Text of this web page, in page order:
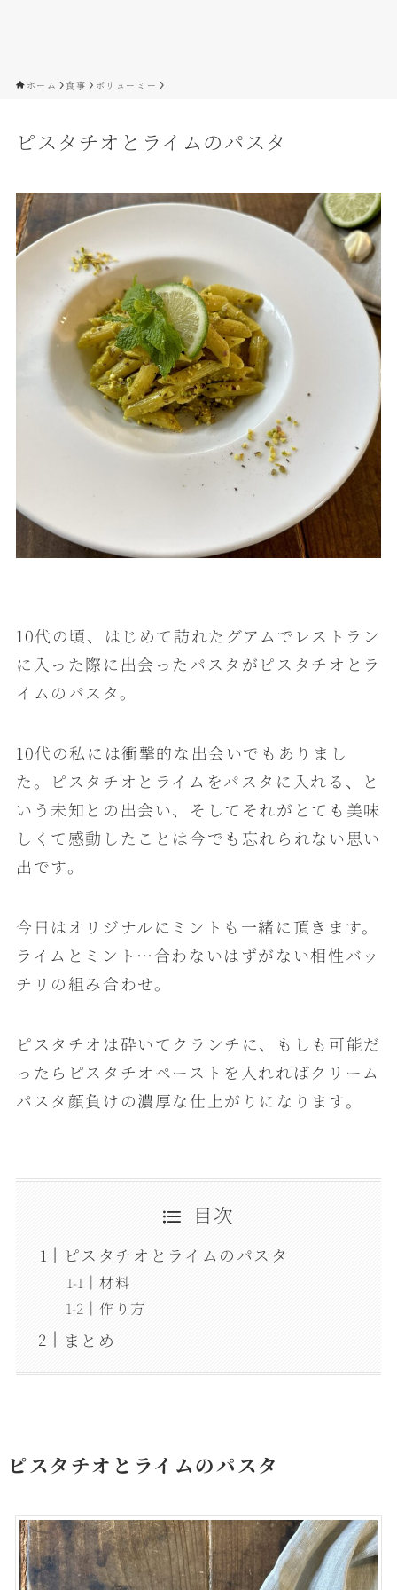
ホーム 食事 ボリューミー
ピスタチオとライムのパスタ
10代の頃、はじめて訪れたグアムでレストラン
に入った際に出会ったパスタがピスタチオとラ
イムのパスタ。
10代の私には衝撃的な出会いでもありまし
た。ピスタチオとライムをパスタに入れる、と
いう未知との出会い、そしてそれがとても美味
しくて感動したことは今でも忘れられない思い
出です。
今日はオリジナルにミントも一緒に頂きます。
ライムとミント…合わないはずがない相性バッ
チリの組み合わせ。
ピスタチオは砕いてクランチに、もしも可能だ
ったらピスタチオペーストを入れればクリーム
パスタ顔負けの濃厚な仕上がりになります。
目次
ピスタチオとライムのパスタ
材料
作り方
まとめ
ピスタチオとライムのパスタ